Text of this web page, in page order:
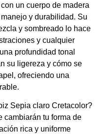
un cuerpo de madera
y durabilidad. Su
y sombreado lo hace
y cualquier
profundidad tonal
su ligereza y cómo se
ofreciendo una
Sepia claro Cretacolor?
cambiarán tu forma de
rica y uniforme